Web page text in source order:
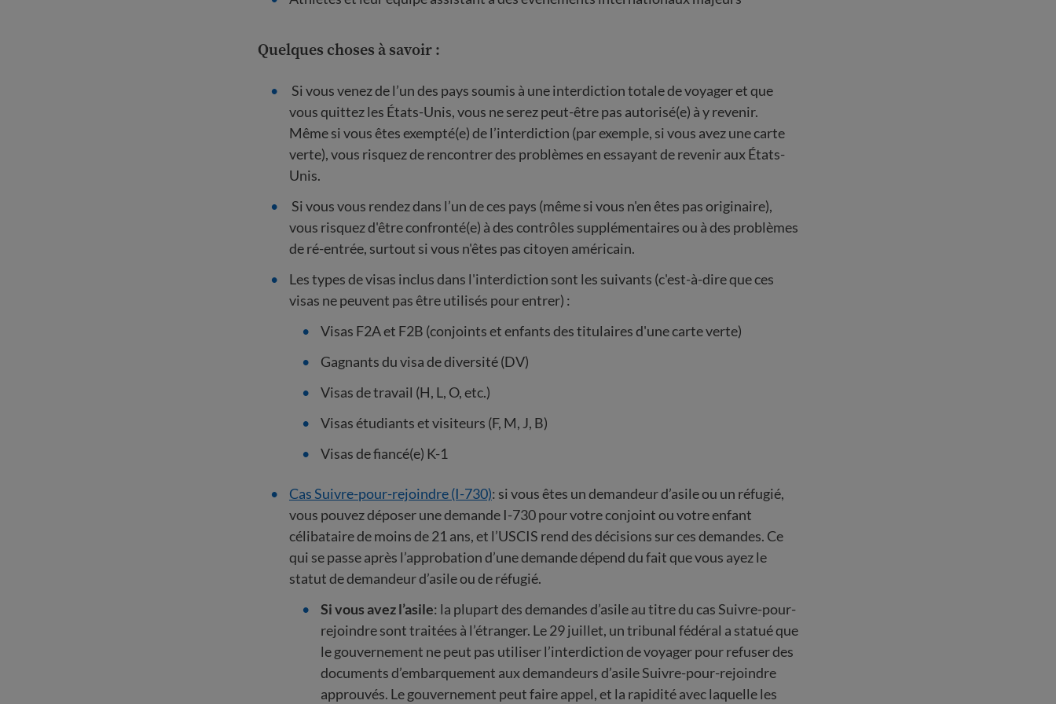
Quelques choses à savoir :
Si vous venez de l’un des pays soumis à une interdiction totale de voyager et que
vous quittez les États-Unis, vous ne serez peut-être pas autorisé(e) à y revenir.
Même si vous êtes exempté(e) de l’interdiction (par exemple, si vous avez une carte
verte), vous risquez de rencontrer des problèmes en essayant de revenir aux États-
Unis.
Si vous vous rendez dans l’un de ces pays (même si vous n'en êtes pas originaire),
vous risquez d'être confronté(e) à des contrôles supplémentaires ou à des problèmes
de ré-entrée, surtout si vous n'êtes pas citoyen américain.
Les types de visas inclus dans l'interdiction sont les suivants (c'est-à-dire que ces
visas ne peuvent pas être utilisés pour entrer) :
Visas F2A et F2B (conjoints et enfants des titulaires d'une carte verte)
Gagnants du visa de diversité (DV)
Visas de travail (H, L, O, etc.)
Visas étudiants et visiteurs (F, M, J, B)
Visas de fiancé(e) K-1
Cas Suivre-pour-rejoindre (I-730): si vous êtes un demandeur d’asile ou un réfugié,
vous pouvez déposer une demande I-730 pour votre conjoint ou votre enfant
célibataire de moins de 21 ans, et l’USCIS rend des décisions sur ces demandes. Ce
qui se passe après l’approbation d’une demande dépend du fait que vous ayez le
statut de demandeur d’asile ou de réfugié.
Si vous avez l’asile: la plupart des demandes d’asile au titre du cas Suivre-pour-
rejoindre sont traitées à l’étranger. Le 29 juillet, un tribunal fédéral a statué que
le gouvernement ne peut pas utiliser l’interdiction de voyager pour refuser des
documents d’embarquement aux demandeurs d’asile Suivre-pour-rejoindre
approuvés. Le gouvernement peut faire appel, et la rapidité avec laquelle les